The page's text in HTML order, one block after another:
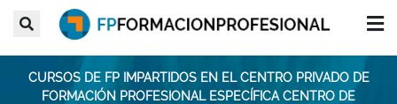
CURSOS DE FP IMPARTIDOS EN EL CENTRO PRIVADO DE
FORMACIÓN PROFESIONAL ESPECÍFICA CENTRO DE